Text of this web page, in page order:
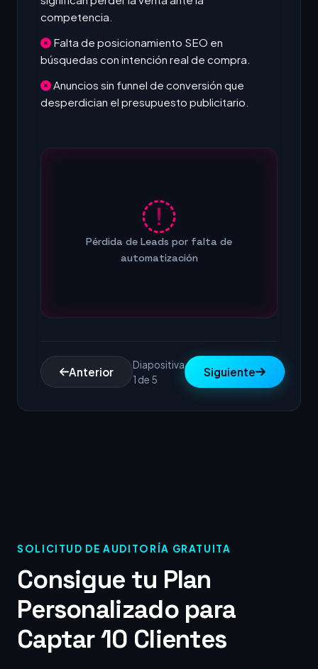
competencia.
Falta de posicionamiento SEO en
búsquedas con intención real de compra.
Anuncios sin funnel de conversión que
desperdician el presupuesto publicitario.
Pérdida de Leads por falta de
automatización
Anterior
Diapositiva
1 de 5
Siguiente
SOLICITUD DE AUDITORÍA GRATUITA
Consigue tu Plan
Personalizado para
Captar 10 Clientes